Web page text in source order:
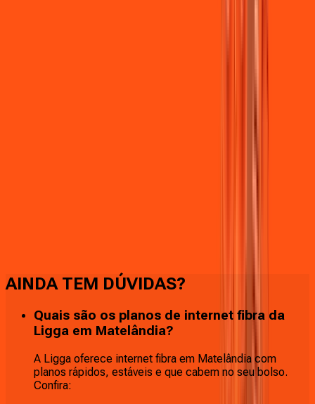
AINDA TEM DÚVIDAS?
Quais são os planos de internet fibra da
Ligga em Matelândia?
A Ligga oferece internet fibra em Matelândia com
planos rápidos, estáveis e que cabem no seu bolso.
Confira: